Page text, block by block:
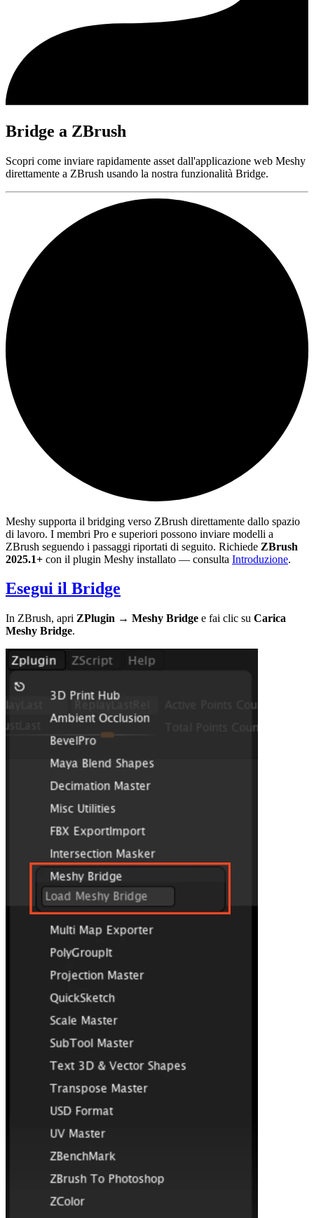
Bridge a ZBrush
Scopri come inviare rapidamente asset dall'applicazione web Meshy
direttamente a ZBrush usando la nostra funzionalità Bridge.
Meshy supporta il bridging verso ZBrush direttamente dallo spazio
di lavoro. I membri Pro e superiori possono inviare modelli a
ZBrush seguendo i passaggi riportati di seguito. Richiede ZBrush
2025.1+ con il plugin Meshy installato — consulta Introduzione.
Esegui il Bridge
In ZBrush, apri ZPlugin → Meshy Bridge e fai clic su Carica
Meshy Bridge.